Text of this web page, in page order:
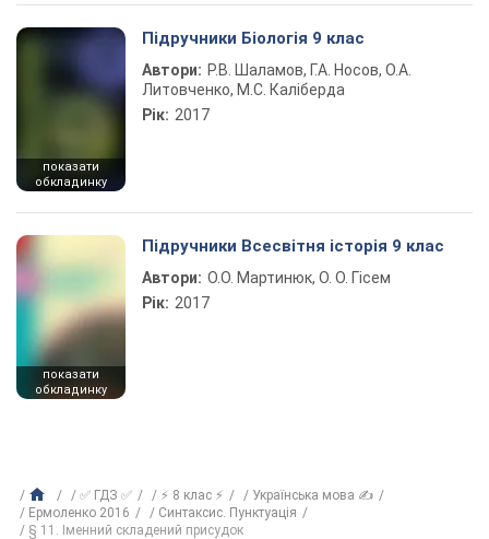
показати
обкладинку
Підручники Біологія 9 клас
Автори: Р.В. Шаламов, Г.А. Носов, О.А.
Литовченко, М.С. Каліберда
Рік: 2017
показати
обкладинку
Підручники Всесвітня історія 9 клас
Автори: О.О. Мартинюк, О. О. Гісем
Рік: 2017
✅ ГДЗ ✅ ⚡ 8 клас ⚡
Українська мова ✍
Ермоленко 2016
Синтаксис. Пунктуація
§ 11. Іменний складений присудок